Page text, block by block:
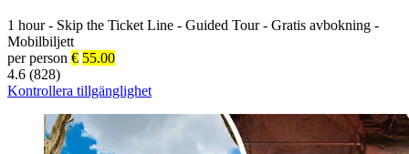
1 hour - Skip the Ticket Line - Guided Tour - Gratis avbokning -
Mobilbiljett
per person € 55.00
4.6 (828)
Kontrollera tillgänglighet